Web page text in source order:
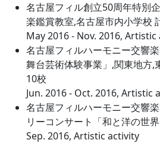
名古屋フィル創立50周年特別
楽鑑賞教室,名古屋市内小学校
May 2016 - Nov. 2016,
名古屋フィルハーモニー交響
舞台芸術体験事業」,関東地方,
10校
Jun. 2016 - Oct. 2016, Artistic
名古屋フィルハーモニー交響
リーコンサート「和と洋の世界
Sep. 2016, Artistic activity